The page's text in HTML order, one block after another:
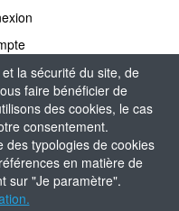
la sécurité du site, de
faire bénéficier de
des cookies, le cas
consentement.
des typologies de cookies
en matière de
sur "Je paramètre".